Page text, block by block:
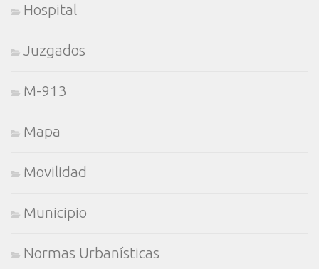
Hospital
Juzgados
M-913
Mapa
Movilidad
Municipio
Normas Urbanísticas